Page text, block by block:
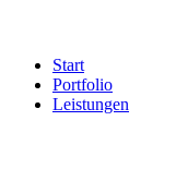
Start
Portfolio
Leistungen